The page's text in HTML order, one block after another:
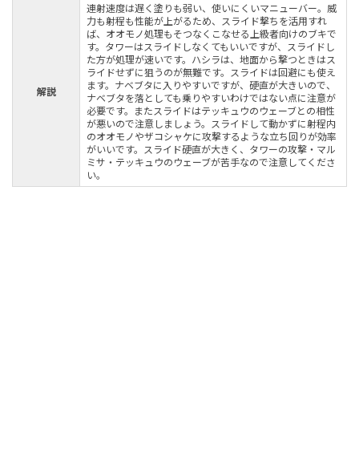
解説
連射速度は遅く塗りも弱い、使いにくいマニューバー。威
力も射程も性能が上がるため、スライド撃ちを活用すれ
ば、オオモノ処理もそつなくこなせる上級者向けのブキで
す。タワーはスライドしなくてもいいですが、スライドし
た方が処理が速いです。ハシラは、地面から撃つときはス
ライドせずに狙うのが無難です。スライドは回避にも使え
ます。ナベブタに入りやすいですが、硬直が大きいので、
ナベブタを落としても乗りやすいわけではない点に注意が
必要です。またスライドはテッキュウのウェーブとの相性
が悪いので注意しましょう。スライドして動かずに射程内
のオオモノやザコシャケに攻撃するような立ち回りが効率
がいいです。スライド硬直が大きく、タワーの攻撃・マル
ミサ・テッキュウのウェーブが苦手なので注意してくださ
い。